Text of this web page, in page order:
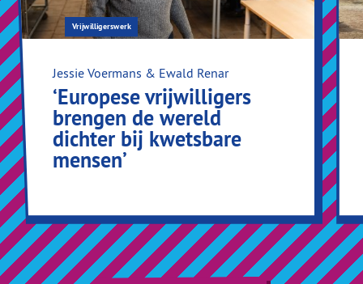
‘Europese vrijwilligers
brengen de wereld
dichter bij kwetsbare
mensen’
Jessie Voermans & Ewald Renar
Vrijwilligerswerk